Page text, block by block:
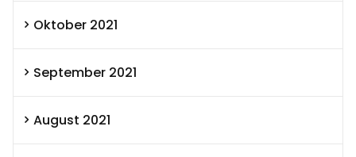
Oktober 2021
September 2021
August 2021